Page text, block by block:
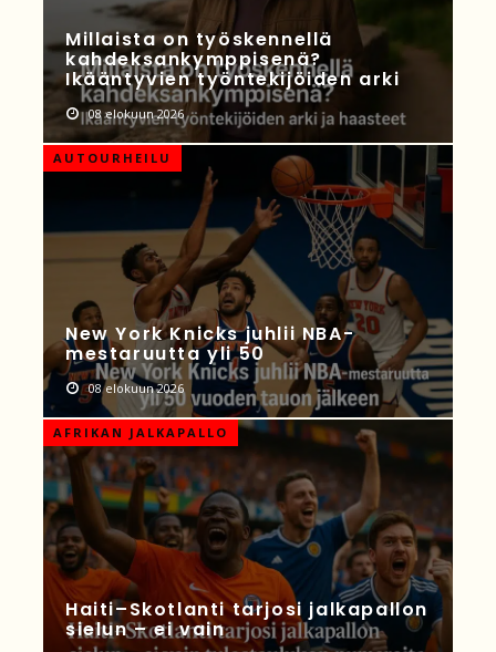
Millaista on työskennellä
kahdeksankymppisenä?
Ikääntyvien työntekijöiden arki
08 elokuun 2026
AUTOURHEILU
New York Knicks juhlii NBA-
mestaruutta yli 50
08 elokuun 2026
AFRIKAN JALKAPALLO
Haiti–Skotlanti tarjosi jalkapallon
sielun – ei vain